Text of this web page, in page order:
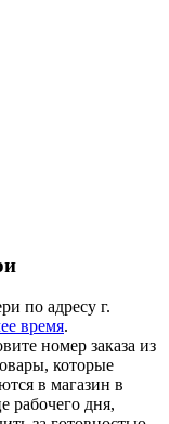
по адресу г.
время.
номер заказа из
которые
в магазин в
рабочего дня,